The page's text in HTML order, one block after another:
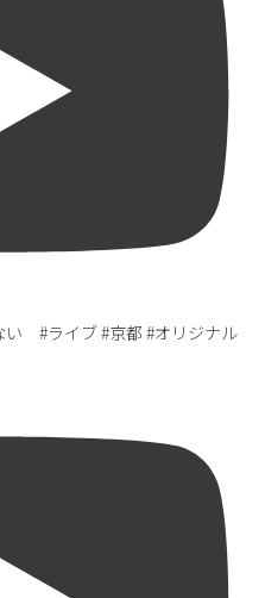
い #ライブ #京都 #オリジナル